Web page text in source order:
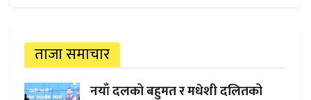
ताजा समाचार
नयाँ दलको बहुमत र मधेशी दलितको